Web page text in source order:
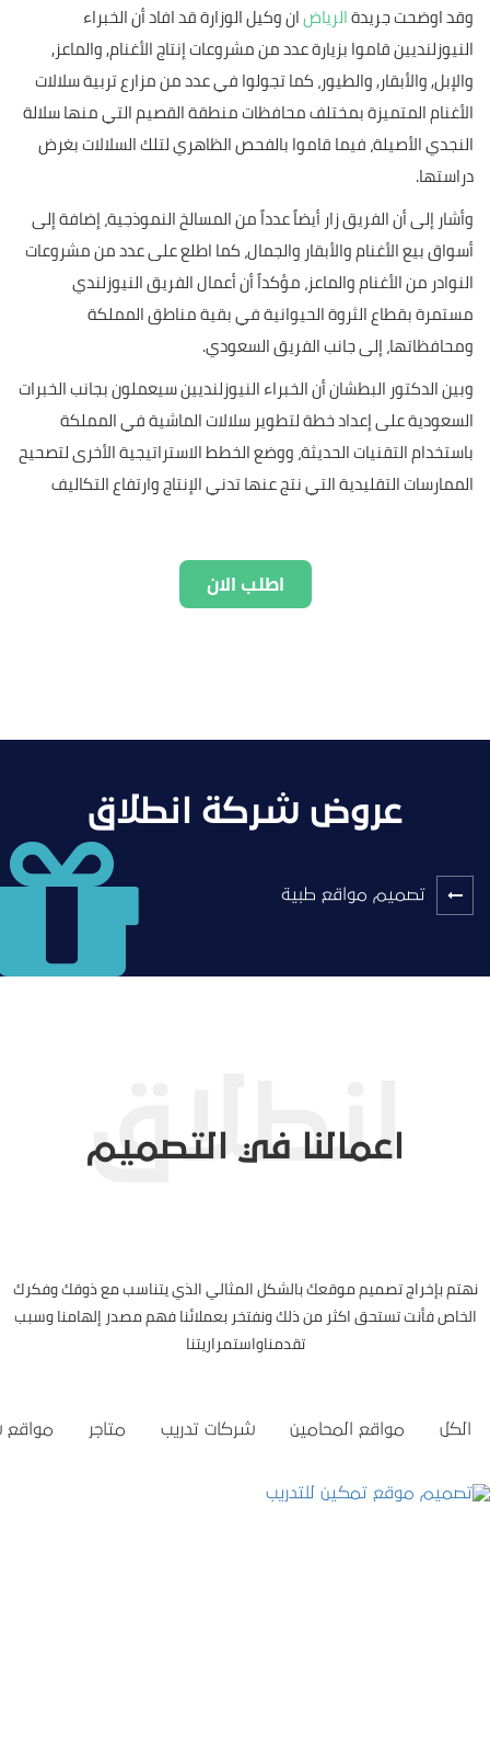
وقد اوضحت جريدةالرياضان وكيل الوزارة قد افاد أن الخبراء
النيوزلنديين قاموا بزيارة عدد من مشروعات إنتاج الأغنام, والماعز,
والإبل, والأبقار, والطيور، كما تجولوا في عدد من مزارع تربية سلالات
الأغنام المتميزة بمختلف محافظات منطقة القصيم التي منها سلالة
النجدي الأصيلة، فيما قاموا بالفحص الظاهري لتلك السلالات بغرض
دراستها.
وأشار إلى أن الفريق زار أيضاً عدداً من المسالخ النموذجية، إضافة إلى
أسواق بيع الأغنام والأبقار والجمال، كما اطلع على عدد من مشروعات
النوادر من الأغنام والماعز، مؤكداً أن أعمال الفريق النيوزلندي
مستمرة بقطاع الثروة الحيوانية في بقية مناطق المملكة
ومحافظاتها، إلى جانب الفريق السعودي.
وبين الدكتور البطشان أن الخبراء النيوزلنديين سيعملون بجانب الخبرات
السعودية على إعداد خطة لتطوير سلالات الماشية في المملكة
باستخدام التقنيات الحديثة، ووضع الخطط الاستراتيجية الأخرى لتصحيح
الممارسات التقليدية التي نتج عنها تدني الإنتاج وارتفاع التكاليف
اطلب الان
عروض شركة انطلاق
تصميم مواقع طبية
اعمالنا في التصميم
نهتم بإخراج تصميم موقعك بالشكل المثالي الذي يتناسب مع ذوقك وفكرك
الخاص فأنت تستحق اكثر من ذلك ونفتخر بعملائنا فهم مصدر إلهامنا وسبب
تقدمناواستمراريتنا
الكل مواقع المحامين شركات تدريب متاجر مواقع